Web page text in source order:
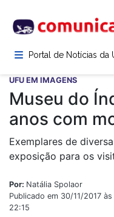
para
conteúdoPortal de Notícias da
UFU EM IMAGENS
Museu do
anos com
Exemplares de
exposição para os
Por: Natália Spolaor
Publicado em 30/11/2017
22:15